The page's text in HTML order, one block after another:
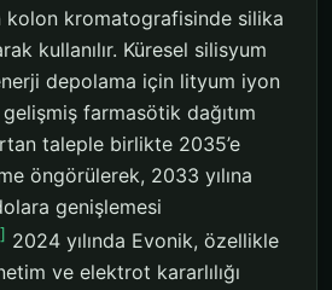
kolon kromatografisinde silika
kullanılır. Küresel silisyum
depolama için lityum iyon
farmasötik dağıtım
taleple birlikte 2035’e
öngörülerek, 2033 yılına
genişlemesi
2024 yılında Evonik, özellikle
ve elektrot kararlılığı